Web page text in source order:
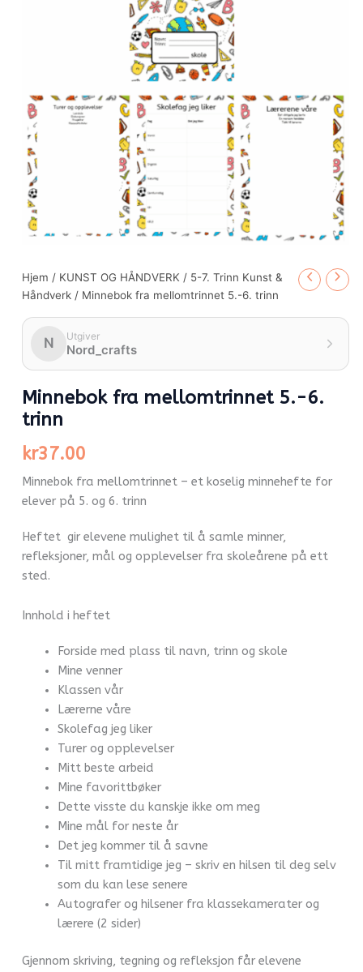
Hjem / KUNST OG HÅNDVERK / 5-7. Trinn Kunst &
Håndverk / Minnebok fra mellomtrinnet 5.-6. trinn
N Utgiver
Nord_crafts
Minnebok fra mellomtrinnet 5.-6.
trinn
kr37.00
Minnebok fra mellomtrinnet – et koselig minnehefte for
elever på 5. og 6. trinn
Heftet gir elevene mulighet til å samle minner,
refleksjoner, mål og opplevelser fra skoleårene på ett
sted.
Innhold i heftet
Forside med plass til navn, trinn og skole
Mine venner
Klassen vår
Lærerne våre
Skolefag jeg liker
Turer og opplevelser
Mitt beste arbeid
Mine favorittbøker
Dette visste du kanskje ikke om meg
Mine mål for neste år
Det jeg kommer til å savne
Til mitt framtidige jeg – skriv en hilsen til deg selv
som du kan lese senere
Autografer og hilsener fra klassekamerater og
lærere (2 sider)
Gjennom skriving, tegning og refleksjon får elevene